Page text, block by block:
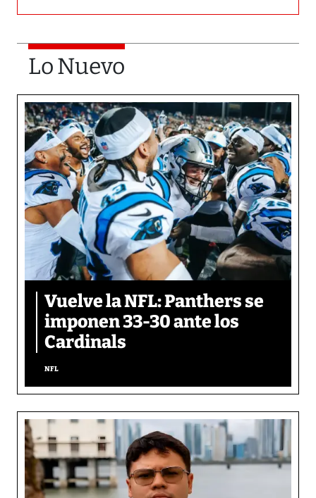
Lo Nuevo
Vuelve la NFL: Panthers se
imponen 33-30 ante los
Cardinals
NFL